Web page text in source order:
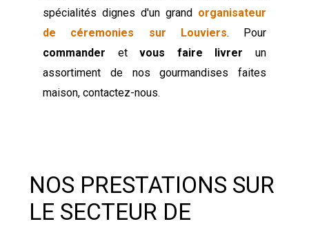
spécialités dignes d'un grand organisateur
de céremonies sur Louviers. Pour
commander etvous faire livrer un
assortiment de nos gourmandises faites
maison, contactez-nous.
NOS PRESTATIONS SUR
LE SECTEUR DE